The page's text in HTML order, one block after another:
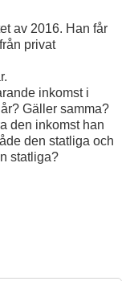
av 2016. Han får
privat
inkomst i
Gäller samma?
den inkomst han
den statliga och
statliga?